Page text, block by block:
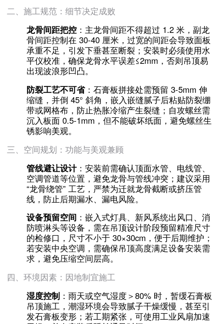
二、施工规范：细节决定成败
龙骨间距把控 ：主龙骨间距不得超过 1.2 米，副龙
骨间距控制在 30-40 厘米，过宽的间距会导致面板
承重不足，引发下垂甚至断裂；安装时必须使用水
平仪校准，确保龙骨水平误差≤2mm，否则吊顶易
出现波浪形凹凸。
防裂工艺不可省：石膏板拼接处需预留 3-5mm 伸
缩缝，并倒 45° 斜角，嵌入嵌缝腻子后粘贴防裂绷
带或网格布，防止热胀冷缩产生裂缝；自攻螺丝需
沉入板面 0.5-1mm，但不能破坏纸面，避免螺丝生
锈影响美观。
三、空间规划：功能与美观兼顾
管线避让设计：安装前需确认顶面水管、电线管、
空调管道等位置，避免龙骨与管线冲突；建议采用
“龙骨绕管” 工艺，严禁为迁就龙骨截断或挤压管
线，防止后期漏水、漏电风险。
设备预留空间 ：嵌入式灯具、新风系统出风口、消
防喷淋头等设备，需在吊顶设计阶段预留精准尺寸
的检修口，尺寸不小于 30×30cm，便于后期维护；
若安装中央空调，需确保吊顶高度满足设备安装需
求，避免压缩空间层高。
四、环境因素：因地制宜施工
湿度控制 ：雨天或空气湿度＞80% 时，暂缓石膏板
吊顶施工，潮湿环境会导致腻子干燥缓慢，甚至引
发石膏板变形；若工期紧张，可使用工业风扇加速